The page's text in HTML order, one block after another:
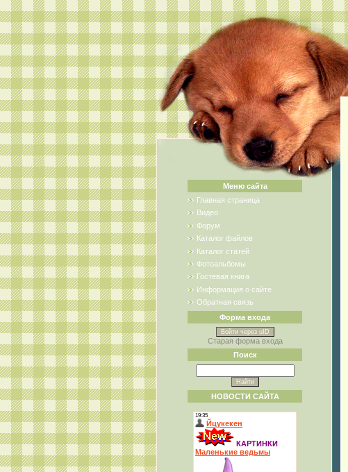
Меню сайта
Главная страница
Видео
Форум
Каталог файлов
Каталог статей
Фотоальбомы
Гостевая книга
Информация о сайте
Обратная связь
Форма входа
Войти через uID
Старая форма входа
Поиск
НОВОСТИ САЙТА